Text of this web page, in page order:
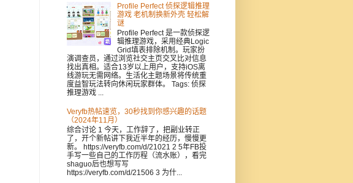
Profile Perfect 侦探逻辑推理
游戏 老机制换新外壳 轻松解
谜
Profile Perfect 是一款侦探逻
辑推理游戏，采用经典Logic
Grid填表排除机制。玩家扮
演调查员，通过浏览社交主页交叉比对信息
找出真相。适合13岁以上用户，支持iOS离
线游玩无需网络。生活化主题场景将传统重
度益智玩法转向休闲玩家群体。 Tags: 侦探
推理游戏 ...
Veryfb热帖速览，30秒找到你感兴趣的话题
（2024年11月）
综合讨论 1 今天，工作辞了，把副业转正
了，开个新帖讲下我近半年的经历，慢慢更
新。 https://veryfb.com/d/21021 2 5年FB投
手写一些自己的工作历程（流水账），看完
shaguo后也想写写
https://veryfb.com/d/21506 3 为什...